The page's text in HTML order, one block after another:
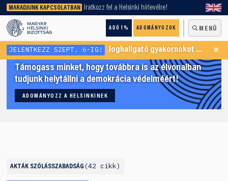
MARADJUNK KAPCSOLATBAN Iratkozz fel a Helsinki hírlevélre!
ADÓ 1% ADOMÁNYOZOK MENÜ
keresőnket!
JELENTKEZZ SZEPT. 6-IG! Joghallgató gyakornokot keresünk Menekültügyi Programunkba ×
Támogass minket, hogy továbbra is az élvonalban
tudjunk helytállni a demokrácia védelméért!
ADOMÁNYOZZ A HELSINKINEK
AKTÁK SZÓLÁSSZABADSÁG 42 cikk